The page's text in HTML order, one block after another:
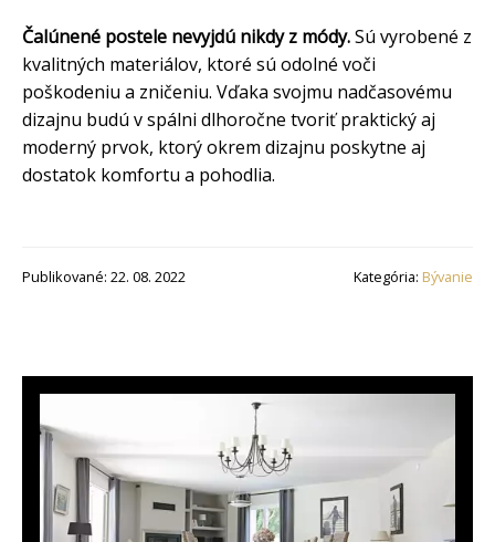
Čalúnené postele nevyjdú nikdy z módy.Sú vyrobené z
kvalitných materiálov, ktoré sú odolné voči
poškodeniu a zničeniu. Vďaka svojmu nadčasovému
dizajnu budú v spálni dlhoročne tvoriť praktický aj
moderný prvok, ktorý okrem dizajnu poskytne aj
dostatok komfortu a pohodlia.
Publikované: 22. 08. 2022 Kategória: Bývanie